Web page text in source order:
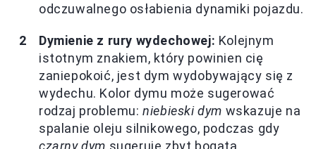
odczuwalnego osłabienia dynamiki pojazdu.
Dymienie z rury wydechowej: Kolejnym
istotnym znakiem, który powinien cię
zaniepokoić, jest dym wydobywający się z
wydechu. Kolor dymu może sugerować
rodzaj problemu:niebieski dym wskazuje na
spalanie oleju silnikowego, podczas gdy
czarny dym sugeruje zbyt bogatą